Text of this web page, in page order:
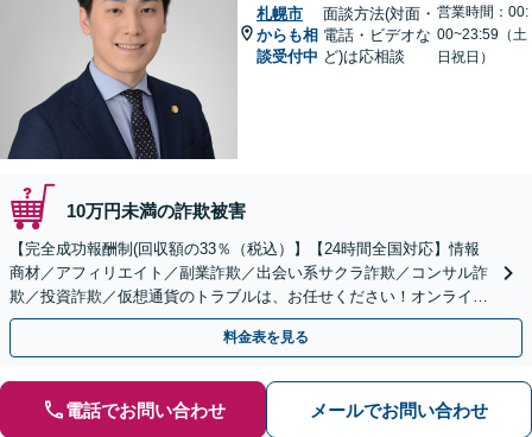
札幌市
からも相
談受付中
面談方法(対面・
電話・ビデオな
ど)は応相談
営業時間：00:
00~23:59（土
日祝日）
10万円未満の詐欺被害
【完全成功報酬制(回収額の33％（税込）】【24時間全国対応】情報
商材／アフィリエイト／副業詐欺／出会い系サクラ詐欺／コンサル詐
欺／投資詐欺／仮想通貨のトラブルは、お任せください！オンライン
のみで解決も可能！
料金表を見る
電話でお問い合わせ メールでお問い合わせ